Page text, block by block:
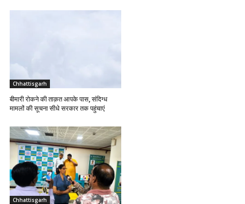
Chhattisgarh
बीमारी रोकने की ताक़त आपके पास, संदिग्ध
मामलों की सूचना सीधे सरकार तक पहुंचाएं
Chhattisgarh